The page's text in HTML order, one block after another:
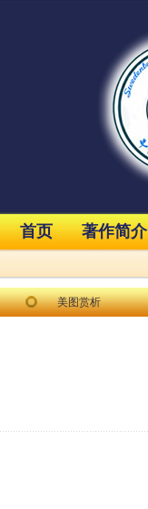
首页 著作简介
美图赏析